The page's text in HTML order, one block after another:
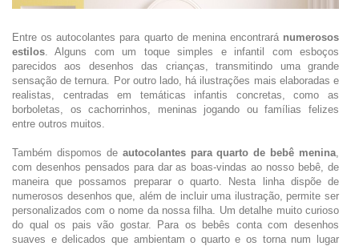
Entre os autocolantes para quarto de menina encontrará numerosos
estilos . Alguns com um toque simples e infantil com esboços
parecidos aos desenhos das crianças, transmitindo uma grande
sensação de ternura. Por outro lado, há ilustrações mais elaboradas e
realistas, centradas em temáticas infantis concretas, como as
borboletas, os cachorrinhos, meninas jogando ou famílias felizes
entre outros muitos.
Também dispomos de autocolantes para quarto de bebê menina
com desenhos pensados para dar as boas-vindas ao nosso bebê, de
maneira que possamos preparar o quarto. Nesta linha dispõe de
numerosos desenhos que, além de incluir uma ilustração, permite ser
personalizados com o nome da nossa filha. Um detalhe muito curioso
do qual os pais vão gostar. Para os bebês conta com desenhos
suaves e delicados que ambientam o quarto e os torna num lugar